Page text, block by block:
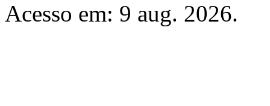
Acesso em: 9 aug. 2026.